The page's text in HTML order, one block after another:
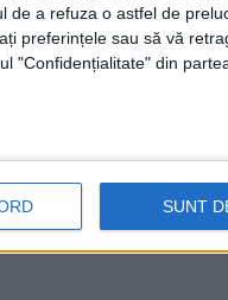
de a refuza o astfel de
preferințele sau să vă
"Confidențialitate" din
SUNT
feminin. Marcel
CSU Suceava: